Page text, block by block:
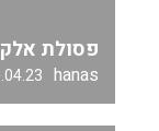
פסולת
hanas